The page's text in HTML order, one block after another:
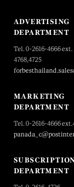
ADVERTISING
DEPARTMENT
Tel. 0-2616-4666 ext.
4768,4725
MARKETING
DEPARTMENT
Tel. 0-2616-4666
DEPARTMENT